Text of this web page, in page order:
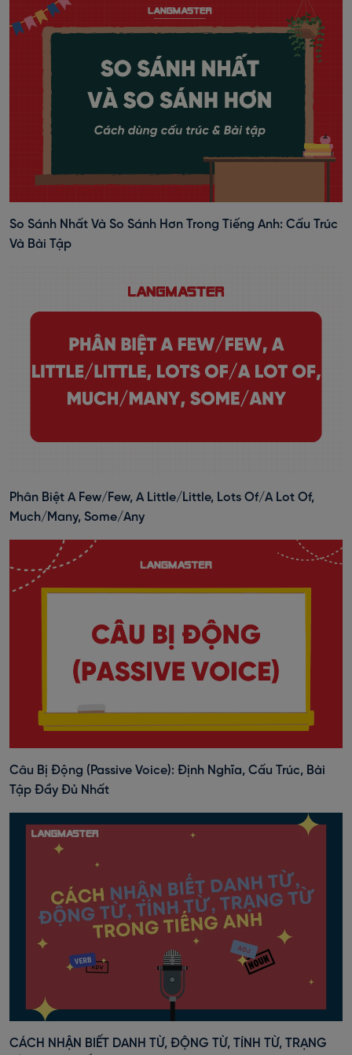
So Sánh Nhất Và So Sánh Hơn Trong Tiếng Anh: Cấu Trúc
Và Bài Tập
Phân Biệt A Few/Few, A Little/Little, Lots Of/A Lot Of,
Much/Many, Some/Any
Câu Bị Động (Passive Voice): Định Nghĩa, Cấu Trúc, Bài
Tập Đầy Đủ Nhất
CÁCH NHẬN BIẾT DANH TỪ, ĐỘNG TỪ, TÍNH TỪ, TRẠNG